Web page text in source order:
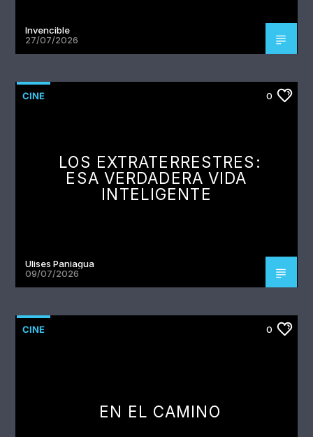
Invencible
27/07/2026
CINE 0
LOS EXTRATERRESTRES:
ESA VERDADERA VIDA
INTELIGENTE
Ulises Paniagua
09/07/2026
CINE 0
EN EL CAMINO